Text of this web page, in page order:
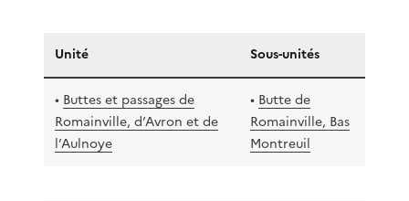
Unité Sous-unités
• Buttes et passages de
Romainville, d’Avron et de
l’Aulnoye
• Butte de
Romainville, Bas
Montreuil